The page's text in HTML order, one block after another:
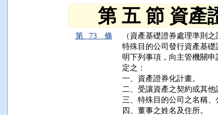
第 五 節 資產
第 73 條
（資產基礎證券處理準則
特殊目的公司發行資產基
明下列事項，向主管機關
定之：
一、資產證券化計畫。
二、受讓資產之契約或其他
三、特殊目的公司之名稱
四、董事之姓名及住所。